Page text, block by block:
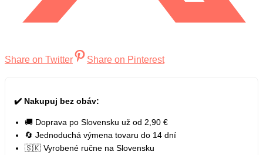
Share on Twitter Share on Pinterest
✔️ Nakupuj bez obáv:
🚚 Doprava po Slovensku už od 2,90 €
🔄 Jednoduchá výmena tovaru do 14 dní
🇸🇰 Vyrobené ručne na Slovensku